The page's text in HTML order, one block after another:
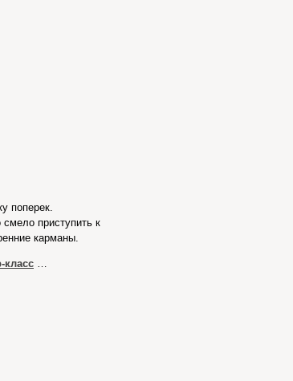
поперек.
приступить к
карманы.
класс …